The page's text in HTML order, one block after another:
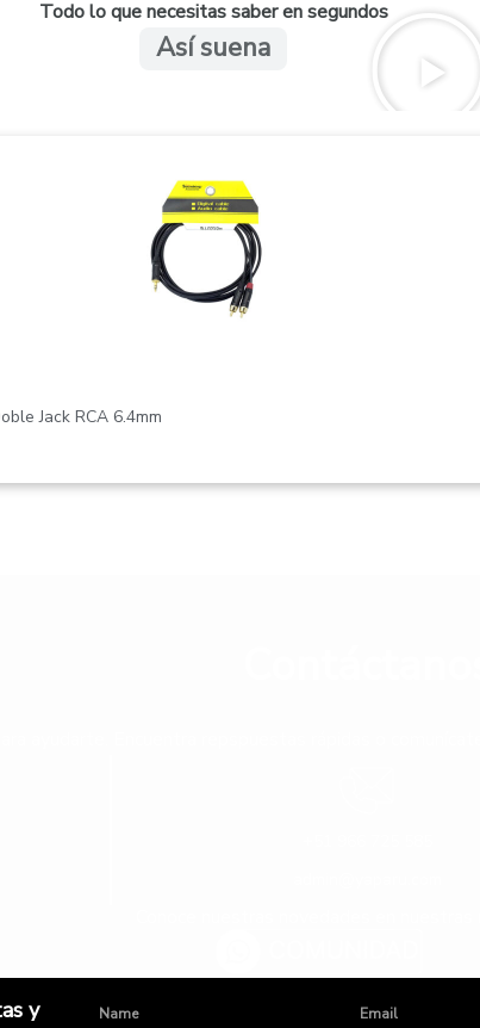
Todo lo que necesitas saber en segundos
Así suena
Jack RCA 6.4mm
y
Name Email